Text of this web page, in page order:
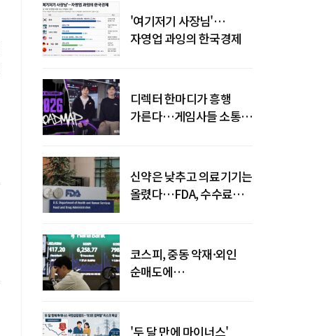
'여기저기 사장님'…
자영업 과잉의 한국경제
디렉터 한마디가 흥행
가른다…게임사들 소통
신약은 낮추고 의료기기는
올렸다…FDA, 수수료
코스피, 중동 악재·외인
순매도에
'두 달 만에 마이너스'